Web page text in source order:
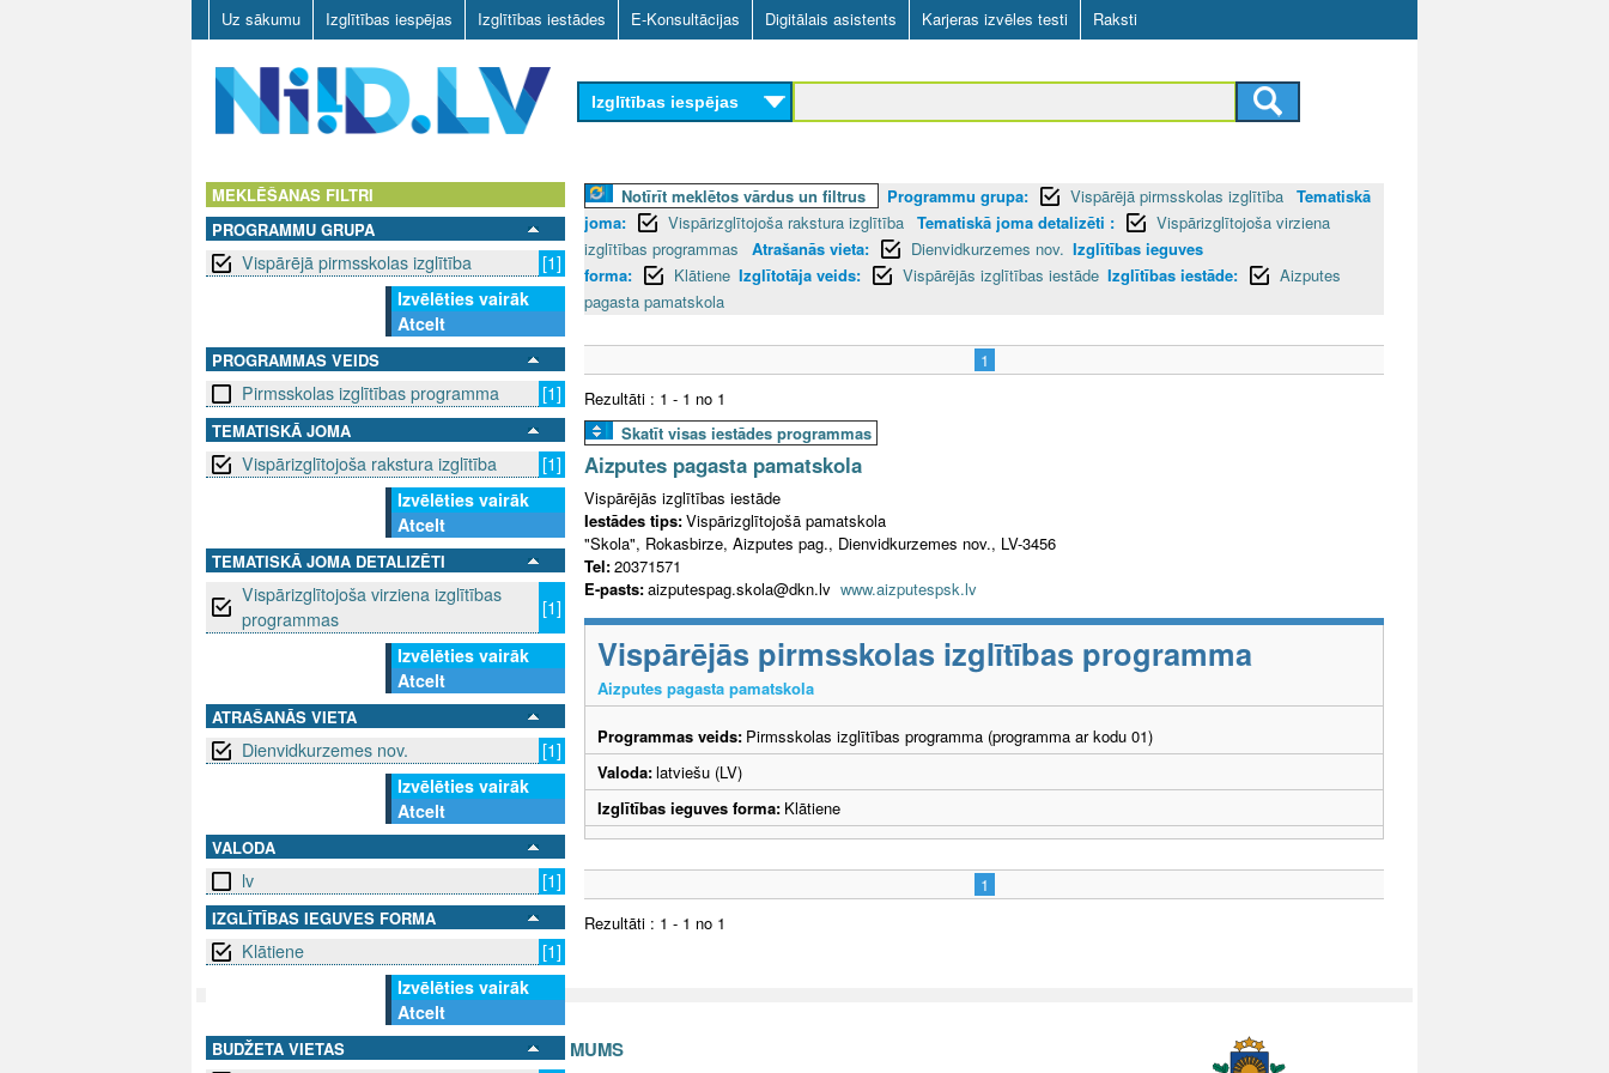
Skip
to
main
content
Uz sākumu Izglītības iespējas Izglītības iestādes E-Konsultācijas Digitālais asistents Karjeras izvēles testi Raksti
V
Izglītības iespējas
MEKLĒŠANAS FILTRI
PROGRAMMU GRUPA
Vispārējā pirmsskolas izglītība
[1]
Izvēlēties vairāk
Atcelt
PROGRAMMAS VEIDS
Pirmsskolas izglītības programma [1]
TEMATISKĀ JOMA
Vispārizglītojoša rakstura izglītība
[1]
Izvēlēties vairāk
Atcelt
TEMATISKĀ JOMA DETALIZĒTI
Vispārizglītojoša virziena izglītības
programmas
[1]
Izvēlēties vairāk
Atcelt
ATRAŠANĀS VIETA
Dienvidkurzemes nov.
[1]
Izvēlēties vairāk
Atcelt
VALODA
lv [1]
IZGLĪTĪBAS IEGUVES FORMA
Klātiene
[1]
Izvēlēties vairāk
Atcelt
BUDŽETA VIETAS
Notīrīt meklētos vārdus un filtrus Programmu grupa: Vispārējā pirmsskolas izglītība Tematiskā
joma:
Vispārizglītojoša rakstura izglītība Tematiskā joma detalizēti :
Vispārizglītojoša virziena
izglītības programmas
Atrašanās vieta: Dienvidkurzemes nov. Izglītības ieguves
forma:
Klātiene Izglītotāja veids: Vispārējās izglītības iestāde Izglītības iestāde:
Aizputes
pagasta pamatskola
1
Rezultāti : 1 - 1 no 1
Skatīt visas iestādes programmas
Aizputes pagasta pamatskola
Vispārējās izglītības iestāde
Iestādes tips:Vispārizglītojošā pamatskola
"Skola", Rokasbirze, Aizputes pag., Dienvidkurzemes nov., LV-3456
Tel:20371571
E-pasts:aizputespag.skola@dkn.lv www.aizputespsk.lv
Vispārējās pirmsskolas izglītības programma
Aizputes pagasta pamatskola
Programmas veids: Pirmsskolas izglītības programma (programma ar kodu 01)
Valoda:latviešu (LV)
Izglītības ieguves forma: Klātiene
1
Rezultāti : 1 - 1 no 1
SEKO MUMS SAZINIES AR MUMS